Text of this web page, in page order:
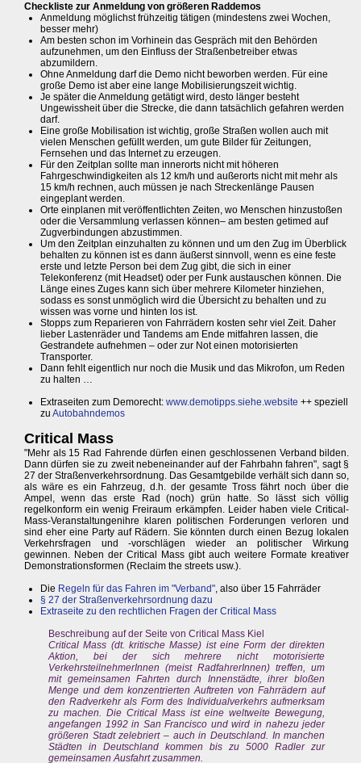
Checkliste zur Anmeldung von größeren Raddemos
Anmeldung möglichst frühzeitig tätigen (mindestens zwei Wochen,
besser mehr)
Am besten schon im Vorhinein das Gespräch mit den Behörden
aufzunehmen, um den Einfluss der Straßenbetreiber etwas
abzumildern.
Ohne Anmeldung darf die Demo nicht beworben werden. Für eine
große Demo ist aber eine lange Mobilisierungszeit wichtig.
Je später die Anmeldung getätigt wird, desto länger besteht
Ungewissheit über die Strecke, die dann tatsächlich gefahren werden
darf.
Eine große Mobilisation ist wichtig, große Straßen wollen auch mit
vielen Menschen gefüllt werden, um gute Bilder für Zeitungen,
Fernsehen und das Internet zu erzeugen.
Für den Zeitplan sollte man innerorts nicht mit höheren
Fahrgeschwindigkeiten als 12 km/h und außerorts nicht mit mehr als
15 km/h rechnen, auch müssen je nach Streckenlänge Pausen
eingeplant werden.
Orte einplanen mit veröffentlichten Zeiten, wo Menschen hinzustoßen
oder die Versammlung verlassen können– am besten getimed auf
Zugverbindungen abzustimmen.
Um den Zeitplan einzuhalten zu können und um den Zug im Überblick
behalten zu können ist es dann äußerst sinnvoll, wenn es eine feste
erste und letzte Person bei dem Zug gibt, die sich in einer
Telekonferenz (mit Headset) oder per Funk austauschen können. Die
Länge eines Zuges kann sich über mehrere Kilometer hinziehen,
sodass es sonst unmöglich wird die Übersicht zu behalten und zu
wissen was vorne und hinten los ist.
Stopps zum Reparieren von Fahrrädern kosten sehr viel Zeit. Daher
lieber Lastenräder und Tandems am Ende mitfahren lassen, die
Gestrandete aufnehmen – oder zur Not einen motorisierten
Transporter.
Dann fehlt eigentlich nur noch die Musik und das Mikrofon, um Reden
zu halten …
Extraseiten zum Demorecht: www.demotipps.siehe.website ++ speziell
zu Autobahndemos
Critical Mass
"Mehr als 15 Rad Fahrende dürfen einen geschlossenen Verband bilden.
Dann dürfen sie zu zweit nebeneinander auf der Fahrbahn fahren", sagt §
27 der Straßenverkehrsordnung. Das Gesamtgebilde verhält sich dann so,
als wäre es ein Fahrzeug, d.h. der gesamte Tross fährt noch über die
Ampel, wenn das erste Rad (noch) grün hatte. So lässt sich völlig
regelkonform ein wenig Freiraum erkämpfen. Leider haben viele Critical-
Mass-Veranstaltungenihre klaren politischen Forderungen verloren und
sind eher eine Party auf Rädern. Sie könnten durch einen Bezug lokalen
Verkehrsfragen und -vorschlägen wieder an politischer Wirkung
gewinnen. Neben der Critical Mass gibt auch weitere Formate kreativer
Demonstrationsformen (Reclaim the streets usw.).
Die Regeln für das Fahren im "Verband", also über 15 Fahrräder
§ 27 der Straßenverkehrsordnung dazu
Extraseite zu den rechtlichen Fragen der Critical Mass
Beschreibung auf der Seite von Critical Mass Kiel
Critical Mass (dt. kritische Masse) ist eine Form der direkten
Aktion, bei der sich mehrere nicht motorisierte
VerkehrsteilnehmerInnen (meist RadfahrerInnen) treffen, um
mit gemeinsamen Fahrten durch Innenstädte, ihrer bloßen
Menge und dem konzentrierten Auftreten von Fahrrädern auf
den Radverkehr als Form des Individualverkehrs aufmerksam
zu machen. Die Critical Mass ist eine weltweite Bewegung,
angefangen 1992 in San Francisco und wird in nahezu jeder
größeren Stadt zelebriert – auch in Deutschland. In manchen
Städten in Deutschland kommen bis zu 5000 Radler zur
gemeinsamen Ausfahrt zusammen.